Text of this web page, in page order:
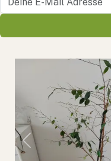
Previous